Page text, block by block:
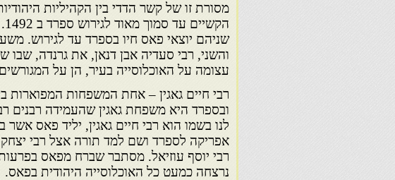
מסורת זו של קשר הדדי בין הקהיליות
שניהם יוצאי פאס חיו בספרד עד לגירוש.
והשני, רבי סעדיה אבן דנאן, את גרנדה,
עצומה על האוכלוסייה בעיר, הן על
רבי חיים גאגין – אחת המשפחות המפוארות
ובספרד היא משפחת גאגין שהעמידה רבנים
לנו בשמו הוא רבי חיים גאגין, יליד פאס אשר
אפריקה לספרד ושם למד תורה אצל רבי
רבי יוסף עוזיאל. מסתבר שברח מפאס
נרצחה כמעט כל האוכלוסייה היהודית בפאס.